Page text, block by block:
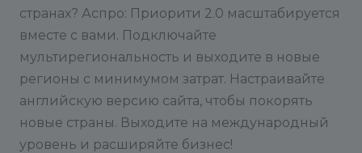
странах? Аспро: Приорити 2.0 масштабируется
вместе с вами. Подключайте
мультирегиональность и выходите в новые
регионы с минимумом затрат. Настраивайте
английскую версию сайта, чтобы покорять
новые страны. Выходите на международный
уровень и расширяйте бизнес!